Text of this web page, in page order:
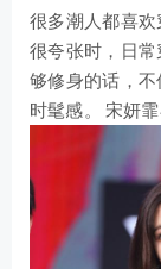
很多潮人都喜
很夸张时，日
够修身的话，
时髦感。 宋妍
轻薄的短裙更有